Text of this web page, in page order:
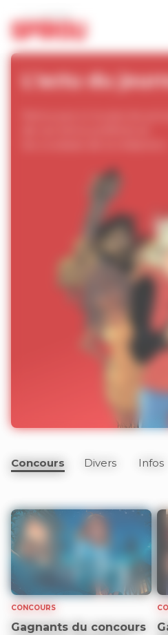
L’actu du
Concours Divers Infos
CONCOURS
Gagnants du concours